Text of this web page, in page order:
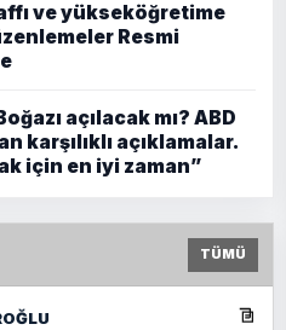
ve yükseköğretime
Resmi
açılacak mı? ABD
karşılıklı açıklamalar.
için en iyi zaman”
TÜMÜ